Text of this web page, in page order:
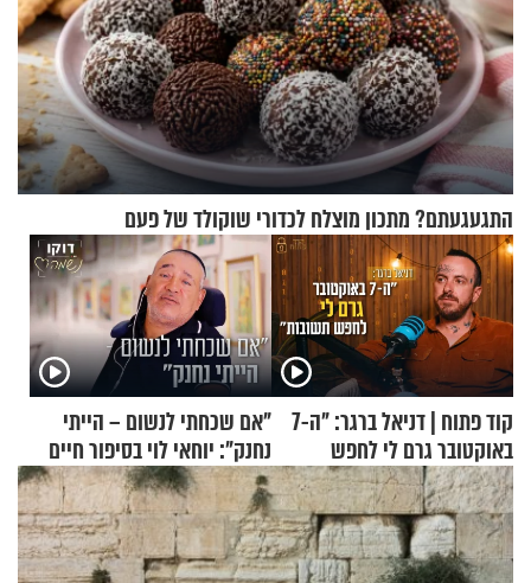
התגעגעתם? מתכון מוצלח לכדורי שוקולד של פעם
קוד פתוח | דניאל ברגר: "ה-7
באוקטובר גרם לי לחפש
תשובות"
"אם שכחתי לנשום – הייתי
נחנק": יוחאי לוי בסיפור חיים
מעורר השראה